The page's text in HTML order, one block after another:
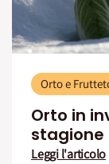
Orto e
Orto in
Leggi l'articolo